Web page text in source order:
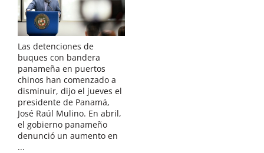
Las detenciones de
buques con bandera
panameña en puertos
chinos han comenzado a
disminuir, dijo el jueves el
presidente de Panamá,
José Raúl Mulino. En abril,
el gobierno panameño
denunció un aumento en
...